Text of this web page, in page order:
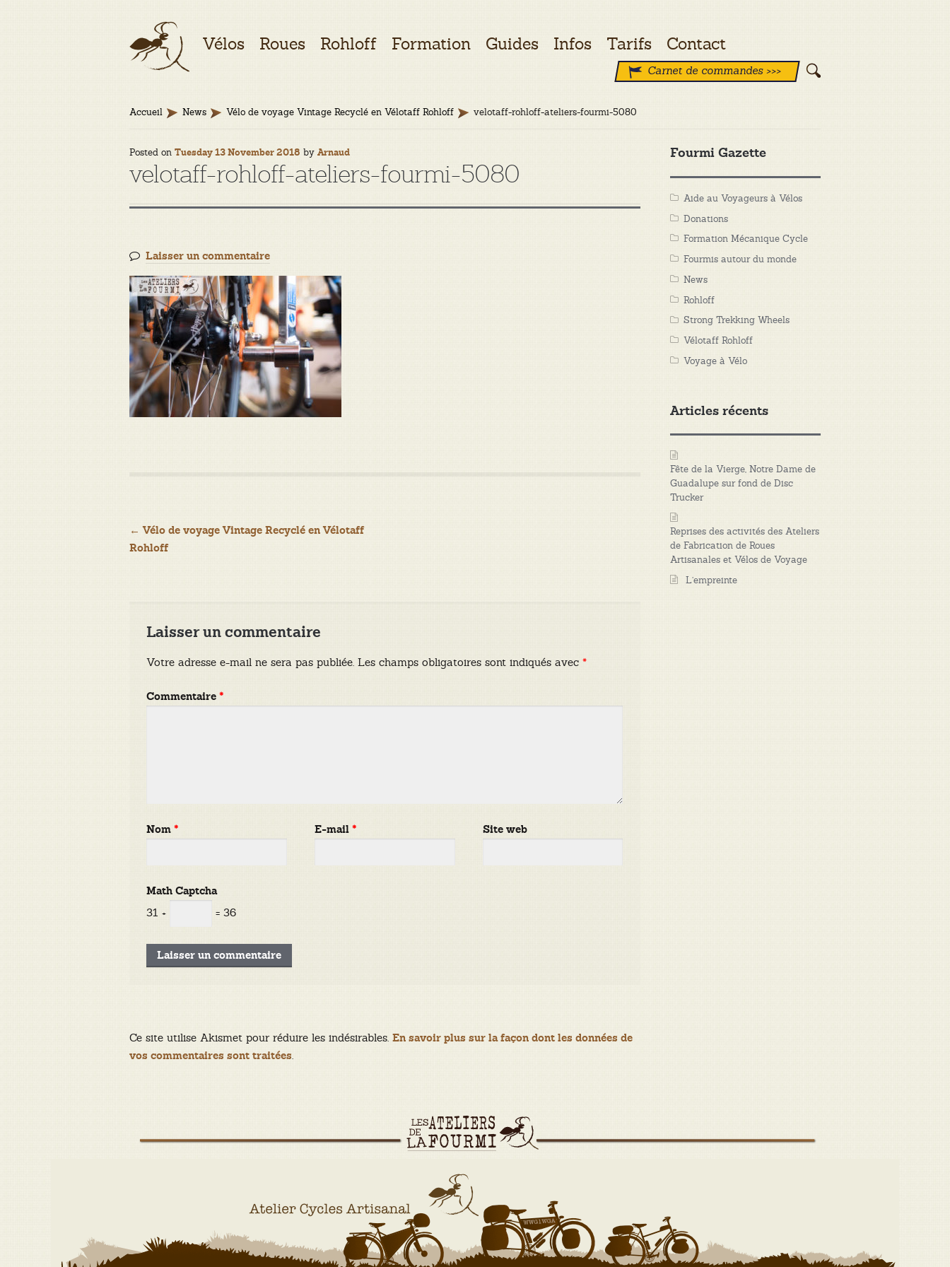
Aller
Aller
au
Vélos Roues Rohloff Formation Guides Infos Tarifs Contact
Carnet de commandes >>>
Accueil News Vélo de voyage Vintage Recyclé en Vélotaff Rohloff velotaff-rohloff-ateliers-fourmi-5080
Posted onTuesday 13 November 2018 byArnaud
velotaff-rohloff-ateliers-fourmi-5080
Laisser un commentaire
Navigation
← Vélo de voyage Vintage Recyclé en Vélotaff
Rohloff
Laisser un commentaire
Votre adresse e-mail ne sera pas publiée. Les champs obligatoires sont indiqués avec*
Commentaire*
Nom* E-mail* Site web
Math Captcha
31 +
= 36
Ce site utilise Akismet pour réduire les indésirables.En savoir plus sur la façon dont les données de
vos commentaires sont traitées.
Fourmi Gazette
Aide au Voyageurs à Vélos
Donations
Formation Mécanique Cycle
Fourmis autour du monde
News
Rohloff
Strong Trekking Wheels
Vélotaff Rohloff
Voyage à Vélo
Articles récents
Fête de la Vierge, Notre Dame de
Guadalupe sur fond de Disc
Trucker
Reprises des activités des Ateliers
de Fabrication de Roues
Artisanales et Vélos de Voyage
L’empreinte